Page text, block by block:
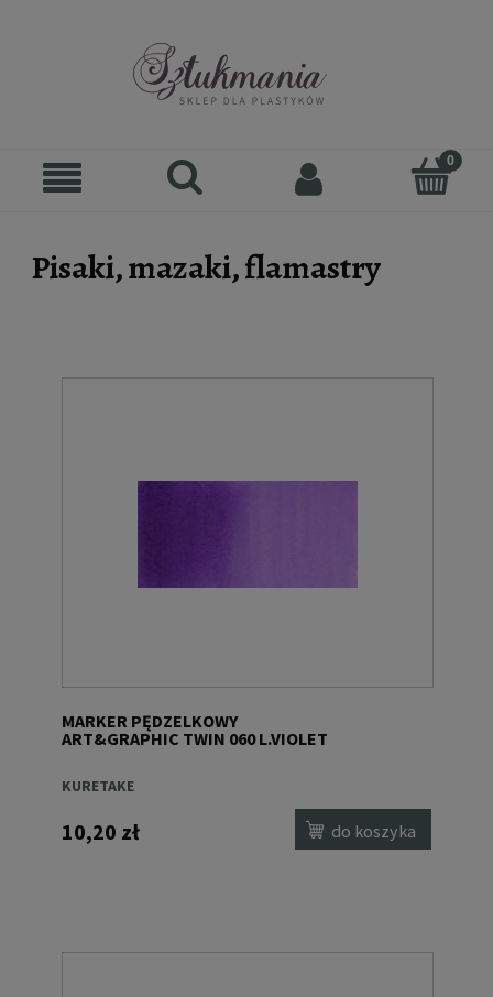
Pisaki, mazaki, flamastry
MARKER PĘDZELKOWY
ART&GRAPHIC TWIN 060 L.VIOLET
KURETAKE
10,20 zł do koszyka